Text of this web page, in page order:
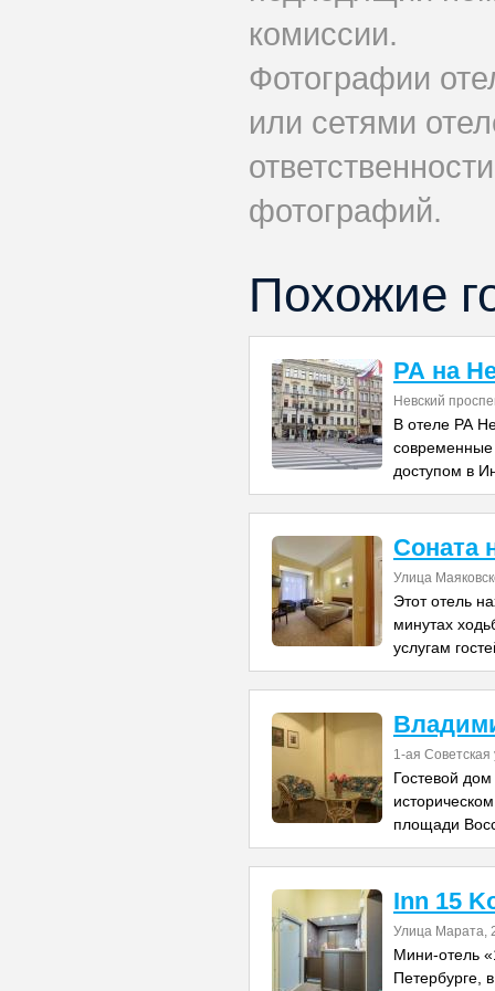
комиссии.
Фотографии
или сетями
фотографий.
Похожие
РА на
Невский
В отеле РА
доступом в
Соната
Улица
Этот отель
минутах
услугам
1-ая Советская
Гостевой
площади
Inn 15
Улица Марата,
Мини-отель
Петербурге,